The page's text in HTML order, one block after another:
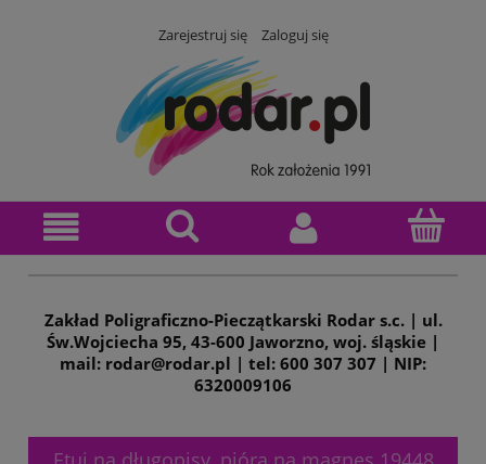
Zarejestruj się Zaloguj się
Zakład Poligraficzno-Pieczątkarski Rodar s.c. | ul.
Św.Wojciecha 95, 43-600 Jaworzno, woj. śląskie |
mail: rodar@rodar.pl | tel: 600 307 307 | NIP:
6320009106